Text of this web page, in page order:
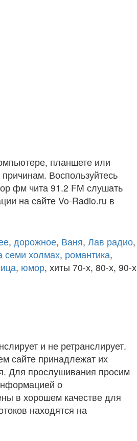
планшете или
Воспользуйтесь
фм чита 91.2 FM слушать
на сайте Vo-Radio.ru в
, дорожное, Ваня, Лав радио,
семи холмах, романтика,
, юмор, хиты 70-х, 80-х, 90-х
и не ретранслирует.
сайте принадлежат их
Для прослушивания просим
о
в хорошем качестве для
находятся на